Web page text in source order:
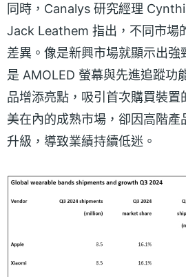
同時，Canalys 研究經理
Jack Leathem 指出，不同市場
差異。像是新興市場就顯示出強
是 AMOLED 螢幕與先進追蹤功
品增添亮點，吸引首次購買裝置
美在內的成熟市場，卻因高階產
升級，導致業績持續低迷。